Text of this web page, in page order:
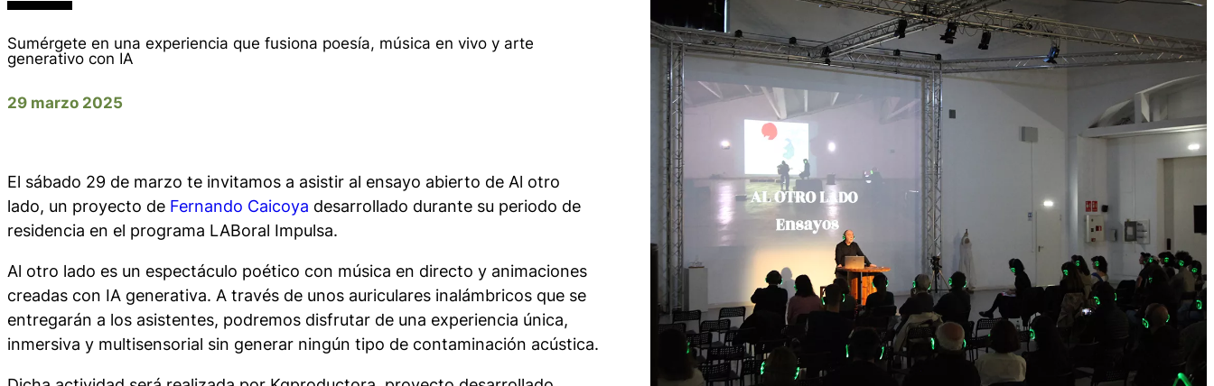
Sumérgete en una experiencia que fusiona poesía, música en vivo y arte
generativo con IA
29 marzo 2025
El sábado 29 de marzo te invitamos a asistir al ensayo abierto de Al otro
lado, un proyecto de Fernando Caicoya desarrollado durante su periodo de
residencia en el programa LABoral Impulsa.
Al otro lado es un espectáculo poético con música en directo y animaciones
creadas con IA generativa. A través de unos auriculares inalámbricos que se
entregarán a los asistentes, podremos disfrutar de una experiencia única,
inmersiva y multisensorial sin generar ningún tipo de contaminación acústica.